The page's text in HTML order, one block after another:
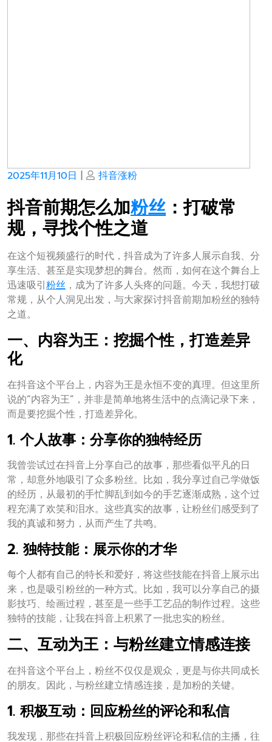
Posted
2025年11月10日 | Posted
抖音涨粉
抖音前期怎么加粉丝 ：打破常
规，寻找个性之道
在这个短视频盛行的时代，抖音成为了许多人展示自我、分
享生活、甚至是实现梦想的舞台。然而，如何在这个舞台上
迅速吸引粉丝 ，成为了许多人头疼的问题。今天，我想打破
常规，从个人洞见出发，与大家探讨抖音前期加粉丝的独特
之道。
一、内容为王：挖掘个性，打造差异
化
在抖音这个平台上，内容为王是永恒不变的真理。但这里所
说的“内容为王”，并非是简单地将生活中的点滴记录下来，
而是要挖掘个性，打造差异化。
1. 个人故事：分享你的独特经历
我曾尝试过在抖音上分享自己的故事，那些看似平凡的日
常，却意外地吸引了众多粉丝。比如，我分享过自己学做饭
的经历，从最初的手忙脚乱到如今的手艺逐渐成熟，这个过
程充满了欢笑和泪水。这些真实的故事，让粉丝们感受到了
我的真诚和努力，从而产生了共鸣。
2. 独特技能：展示你的才华
每个人都有自己的特长和爱好，将这些技能在抖音上展示出
来，也是吸引粉丝的一种方式。比如，我可以分享自己的摄
影技巧、绘画过程，甚至是一些手工艺品的制作过程。这些
独特的技能，让我在抖音上积累了一批忠实的粉丝。
二、互动为王：与粉丝建立情感连接
在抖音这个平台上，粉丝不仅仅是观众，更是与你共同成长
的朋友。因此，与粉丝建立情感连接，是加粉的关键。
1. 积极互动：回应粉丝的评论和私信
我发现，那些在抖音上积极回应粉丝评论和私信的主播，往